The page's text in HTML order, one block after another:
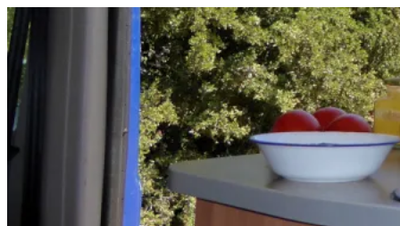
Zum
Inhalt
springen